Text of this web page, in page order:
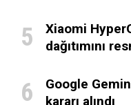
Xiaomi
dağıtımını
Google
kararı alındı